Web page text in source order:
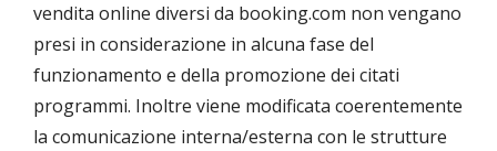
vendita online diversi da booking.com non vengano
presi in considerazione in alcuna fase del
funzionamento e della promozione dei citati
programmi. Inoltre viene modificata coerentemente
la comunicazione interna/esterna con le strutture